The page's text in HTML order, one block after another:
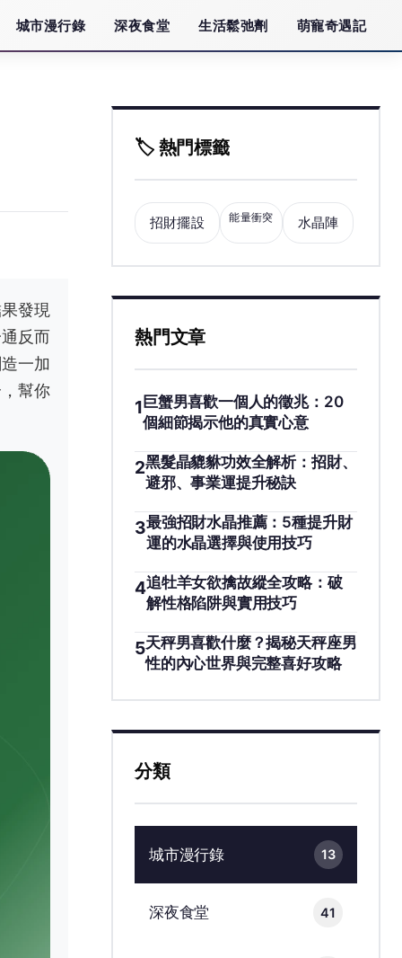
城市漫行錄 深夜食堂 生活鬆弛劑 萌寵奇遇記
發現
反而
一加
幫你
🏷️ 熱門標籤
招財擺設 能量衝突 水晶陣
熱門文章
1 巨蟹男喜歡一個人的徵兆：20
個細節揭示他的真實心意
2黑髮晶貔貅功效全解析：招財、
避邪、事業運提升秘訣
3最強招財水晶推薦：5種提升財
運的水晶選擇與使用技巧
4追牡羊女欲擒故縱全攻略：破
解性格陷阱與實用技巧
5天秤男喜歡什麼？揭秘天秤座男
性的內心世界與完整喜好攻略
分類
城市漫行錄 13
深夜食堂 41